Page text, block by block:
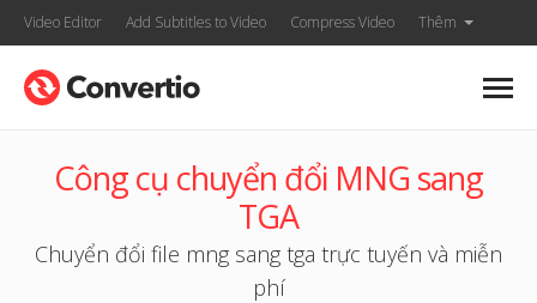
Video Editor Add Subtitles to Video Compress Video Thêm
Công cụ chuyển đổi MNG sang
TGA
Chuyển đổi file mng sang tga trực tuyến và miễn
phí